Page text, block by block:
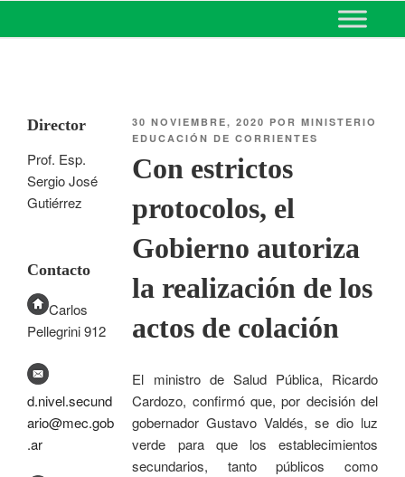
MINISTERIO DE EDUCACIÓN
DE CORRIENTES
30 NOVIEMBRE, 2020 PORMINISTERIO
EDUCACIÓN DE CORRIENTES
Con estrictos
protocolos, el
Gobierno autoriza
la realización de los
actos de colación
El ministro de Salud Pública, Ricardo
Cardozo, confirmó que, por decisión del
gobernador Gustavo Valdés, se dio luz
verde para que los establecimientos
secundarios, tanto públicos como
Director
Prof. Esp.
Sergio José
Gutiérrez
Contacto
Carlos
Pellegrini 912
d.nivel.secund
ario@mec.gob
.ar